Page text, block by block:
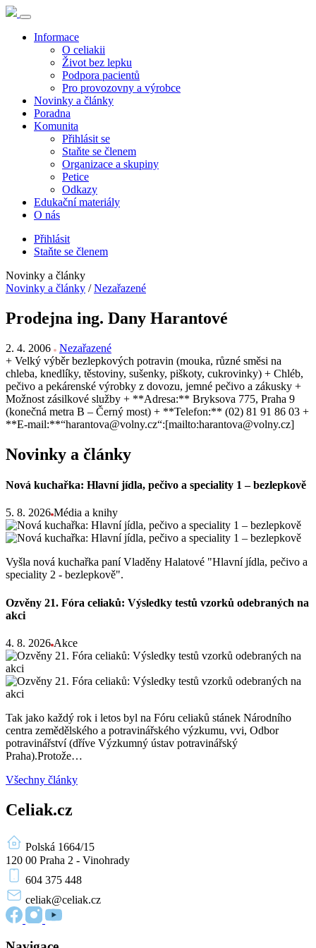
Informace
O celiakii
Život bez lepku
Podpora pacientů
Pro provozovny a výrobce
Novinky a články
Poradna
Komunita
Přihlásit se
Staňte se členem
Organizace a skupiny
Petice
Odkazy
Edukační materiály
O nás
Přihlásit
Staňte se členem
Novinky a články
Novinky a články / Nezařazené
Prodejna ing. Dany Harantové
2. 4. 2006
Nezařazené
+ Velký výběr bezlepkových potravin (mouka, různé směsi na
chleba, knedlíky, těstoviny, sušenky, piškoty, cukrovinky) + Chléb,
pečivo a pekárenské výrobky z dovozu, jemné pečivo a zákusky +
Možnost zásilkové služby + **Adresa:** Bryksova 775, Praha 9
(konečná metra B – Černý most) + **Telefon:** (02) 81 91 86 03 +
**E-mail:**“harantova@volny.cz“:[mailto:harantova@volny.cz]
Novinky a články
Nová kuchařka: Hlavní jídla, pečivo a speciality 1 – bezlepkově
5. 8. 2026 Média a knihy
Vyšla nová kuchařka paní Vladěny Halatové "Hlavní jídla, pečivo a
speciality 2 - bezlepkově".
Ozvěny 21. Fóra celiaků: Výsledky testů vzorků odebraných na
akci
4. 8. 2026 Akce
Tak jako každý rok i letos byl na Fóru celiaků stánek Národního
centra zemědělského a potravinářského výzkumu, vvi, Odbor
potravinářství (dříve Výzkumný ústav potravinářský
Praha).Protože…
Všechny články
Celiak.cz
Polská 1664/15
120 00 Praha 2 - Vinohrady
604 375 448
celiak@celiak.cz